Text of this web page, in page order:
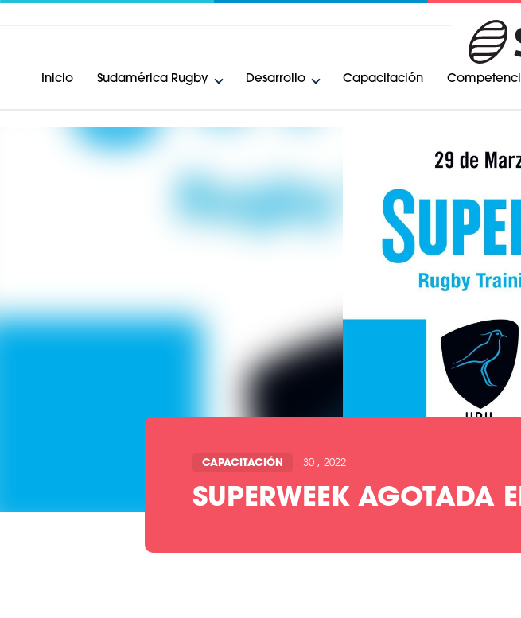
Inicio Sudamérica Rugby Desarrollo Capacitación
CAPACITACIÓN 30 , 2022
SUPERWEEK AGOTADA